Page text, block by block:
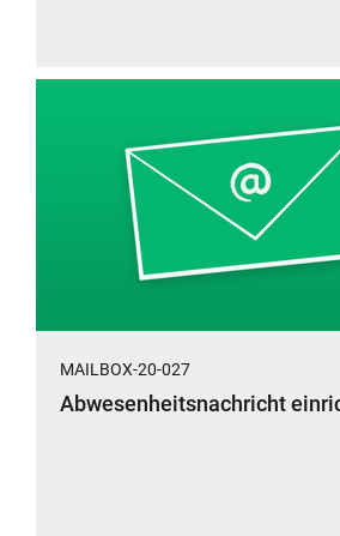
MAILBOX-20-027
Abwesenheitsnachricht